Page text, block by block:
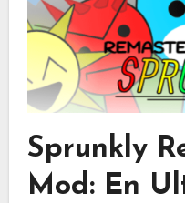
Sprunkly
Mod: En